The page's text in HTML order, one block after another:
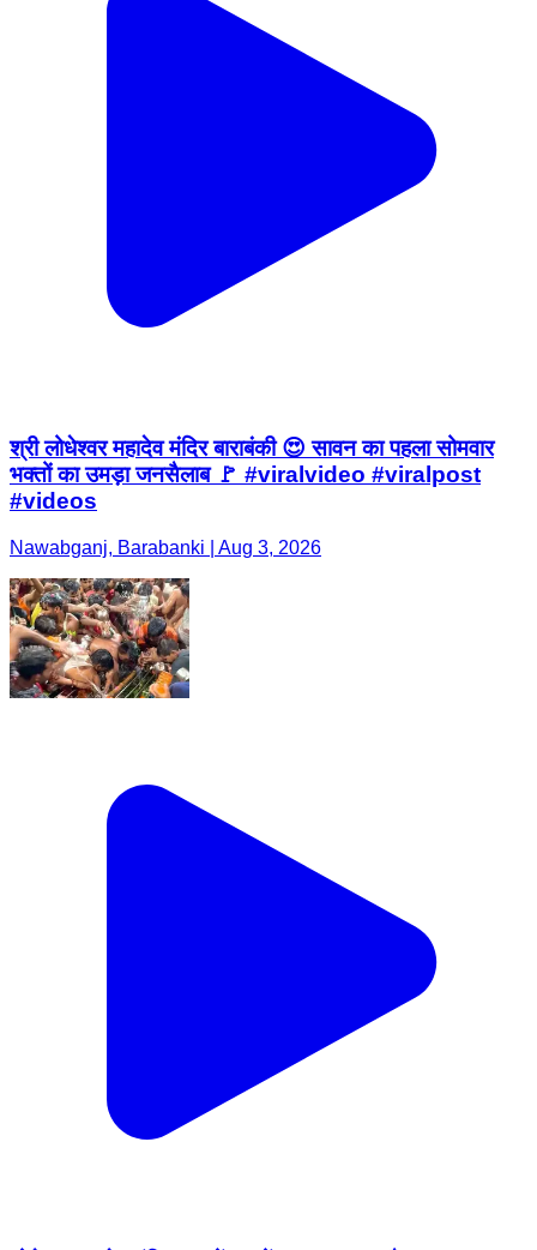
श्री लोधेश्वर महादेव मंदिर बाराबंकी 😍 सावन का पहला सोमवार
भक्तों का उमड़ा जनसैलाब 🚩 #viralvideo #viralpost
#videos
Nawabganj, Barabanki | Aug 3, 2026